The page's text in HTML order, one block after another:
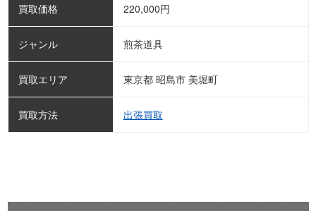
買取価格 220,000円
ジャンル 煎茶道具
買取エリア 東京都 昭島市 美堀町
買取方法 出張買取